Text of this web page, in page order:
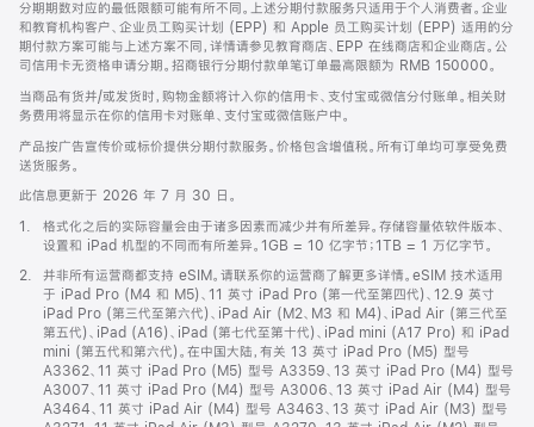
分期期数对应的最低限额可能有所不同。上述分期付款服务只适用于个人消费者。企业
和教育机构客户、企业员工购买计划 (EPP) 和 Apple 员工购买计划 (EPP) 适用的分
期付款方案可能与上述方案不同，详情请参见教育商店、EPP 在线商店和企业商店。公
司信用卡无资格申请分期。招商银行分期付款单笔订单最高限额为 RMB 150000。
当商品有货并/或发货时，购物金额将计入你的信用卡、支付宝或微信分付账单。相关财
务费用将显示在你的信用卡对账单、支付宝或微信账户中。
产品按广告宣传价或标价提供分期付款服务。价格包含增值税。所有订单均可享受免费
送货服务。
此信息更新于 2026 年 7 月 30 日。
脚
1.
格式化之后的实际容量会由于诸多因素而减少并有所差异。存储容量依软件版本、
设置和 iPad 机型的不同而有所差异。1GB = 10 亿字节；1TB = 1 万亿字节。
脚
2.
并非所有运营商都支持 eSIM。请联系你的运营商了解更多详情。eSIM 技术适用
于 iPad Pro (M4 和 M5)、11 英寸 iPad Pro (第一代至第四代)、12.9 英寸
iPad Pro (第三代至第六代)、iPad Air (M2、M3 和 M4)、iPad Air (第三代至
第五代)、iPad (A16)、iPad (第七代至第十代)、iPad mini (A17 Pro) 和 iPad
mini (第五代和第六代)。在中国大陆，有关 13 英寸 iPad Pro (M5) 型号
A3362、11 英寸 iPad Pro (M5) 型号 A3359、13 英寸 iPad Pro (M4) 型号
A3007、11 英寸 iPad Pro (M4) 型号 A3006、13 英寸 iPad Air (M4) 型号
A3464、11 英寸 iPad Air (M4) 型号 A3463、13 英寸 iPad Air (M3) 型号